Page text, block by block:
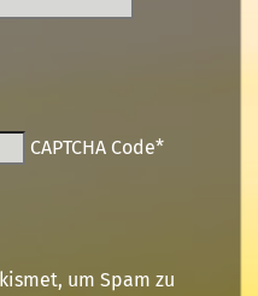
CAPTCHA Code*
um Spam zu